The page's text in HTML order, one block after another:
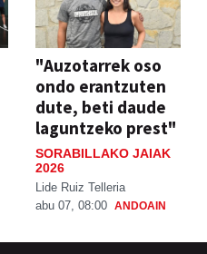
"Auzotarrek oso
ondo erantzuten
dute, beti daude
laguntzeko prest"
SORABILLAKO JAIAK
2026
Lide Ruiz Telleria
abu 07, 08:00 ANDOAIN